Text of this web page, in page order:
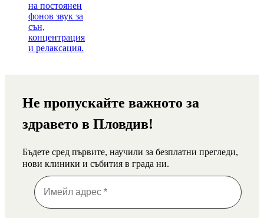
Не пропускайте важното за
здравето в Пловдив!
Бъдете сред първите, научили за безплатни прегледи,
нови клиники и събития в града ни.